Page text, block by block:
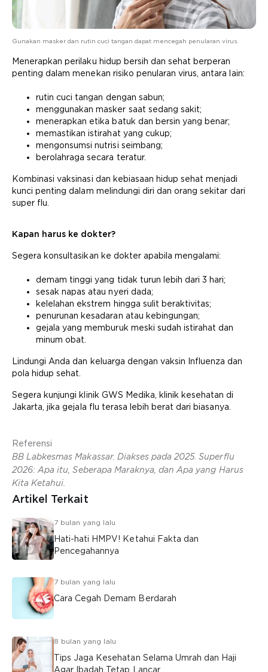
Gunakan masker dan rutin cuci tangan dapat mencegah penularan virus.
Menerapkan perilaku hidup bersih dan sehat berperan
penting dalam menekan risiko penularan virus, antara lain:
rutin cuci tangan dengan sabun;
menggunakan masker saat sedang sakit;
menerapkan etika batuk dan bersin yang benar;
memastikan istirahat yang cukup;
mengonsumsi nutrisi seimbang;
berolahraga secara teratur.
Kombinasi vaksinasi dan kebiasaan hidup sehat menjadi
kunci penting dalam melindungi diri dan orang sekitar dari
super flu.
Kapan harus ke dokter?
Segera konsultasikan ke dokter apabila mengalami:
demam tinggi yang tidak turun lebih dari 3 hari;
sesak napas atau nyeri dada;
kelelahan ekstrem hingga sulit beraktivitas;
penurunan kesadaran atau kebingungan;
gejala yang memburuk meski sudah istirahat dan
minum obat.
Lindungi Anda dan keluarga dengan vaksin Influenza dan
pola hidup sehat.
Segera kunjungi klinik GWS Medika, klinik kesehatan di
Jakarta, jika gejala flu terasa lebih berat dari biasanya.
Referensi
BB Labkesmas Makassar. Diakses pada 2025. Superflu
2026: Apa itu, Seberapa Maraknya, dan Apa yang Harus
Kita Ketahui.
Artikel Terkait
7 bulan yang lalu
Hati-hati HMPV! Ketahui Fakta dan
Pencegahannya
7 bulan yang lalu
Cara Cegah Demam Berdarah
8 bulan yang lalu
Tips Jaga Kesehatan Selama Umrah dan Haji
Agar Ibadah Tetap Lancar